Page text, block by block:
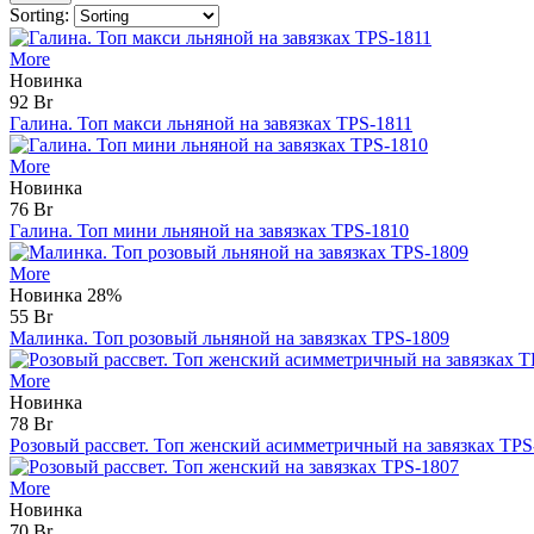
Sorting:
More
Новинка
92 Br
Галина. Топ макси льняной на завязках TPS-1811
More
Новинка
76 Br
Галина. Топ мини льняной на завязках TPS-1810
More
Новинка 28%
55 Br
Малинка. Топ розовый льняной на завязках TPS-1809
More
Новинка
78 Br
Розовый рассвет. Топ женский асимметричный на завязках
More
Новинка